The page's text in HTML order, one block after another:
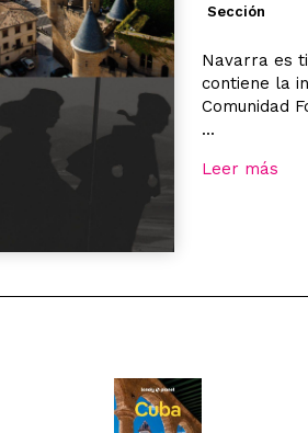
Sección
Navarra es
contiene la
Comunidad
...
Leer más